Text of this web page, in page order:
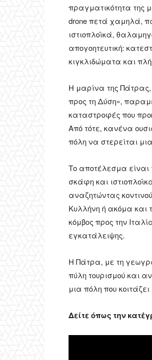
πραγματικότητα της
drone πετά χαμηλά,
ιστιοπλοϊκά,
απογοητευτική:
κιγκλιδώματα και
Η μαρίνα της
προς τη Δύση»,
καταστροφές που
Από τότε, κανένα
πόλη να στερείται
Το αποτέλεσμα είναι
σκάφη και
αναζητώντας
Κυλλήνη ή ακόμα και
κόμβος προς την
εγκατάλειψης.
Η Πάτρα, με τη
πύλη τουρισμού και
μια πόλη που
Δείτε όπως την